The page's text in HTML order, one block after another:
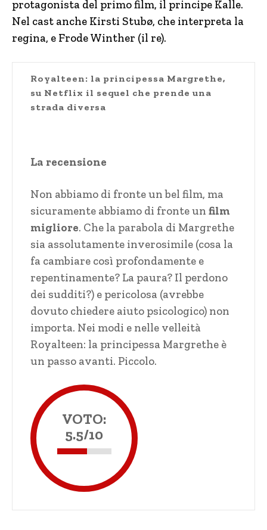
protagonista del primo film, il principe Kalle.
Nel cast anche Kirsti Stubø, che interpreta la
regina, e Frode Winther (il re).
Royalteen: la principessa Margrethe,
su Netflix il sequel che prende una
strada diversa
La recensione
Non abbiamo di fronte un bel film, ma
sicuramente abbiamo di fronte un film
migliore. Che la parabola di Margrethe
sia assolutamente inverosimile (cosa la
fa cambiare così profondamente e
repentinamente? La paura? Il perdono
dei sudditi?) e pericolosa (avrebbe
dovuto chiedere aiuto psicologico) non
importa. Nei modi e nelle velleità
Royalteen: la principessa Margrethe è
un passo avanti. Piccolo.
VOTO:
5.5/10